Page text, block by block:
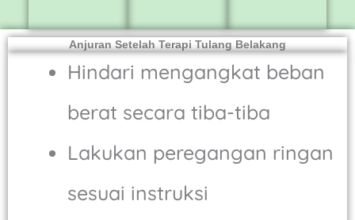
Anjuran Setelah Terapi Tulang Belakang
Hindari mengangkat beban
berat secara tiba-tiba
Lakukan peregangan ringan
sesuai instruksi